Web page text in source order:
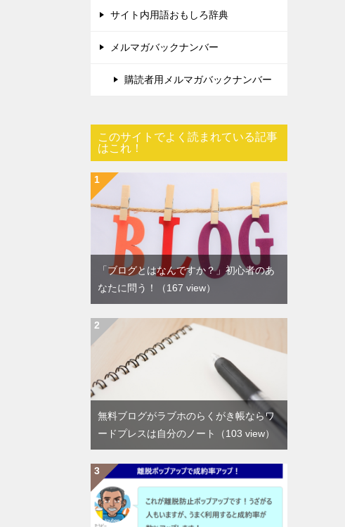
サイト内用語おもしろ辞典
メルマガバックナンバー
購読者用メルマガバックナンバー
このサイトでよく読まれている記事
はこれ！
「ブログとはなんですか？」初心者のあ
なたに問う！
（167 view）
無料ブログがラブホのらくがき帳ならワ
ードプレスは自分のノート
（103 view）